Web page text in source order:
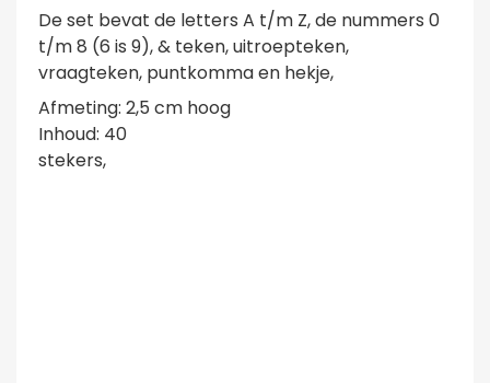
De set bevat de letters A t/m Z, de nummers 0
t/m 8 (6 is 9), & teken, uitroepteken,
vraagteken, puntkomma en hekje,
Afmeting: 2,5 cm hoog
Inhoud: 40
stekers,